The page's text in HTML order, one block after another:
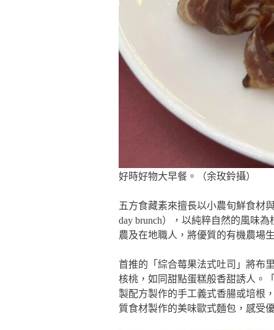
好時好物大早餐。（余玫鈴攝）
五方食藏素來擅長以小農旬鮮食材
day brunch），以純粹自然的風味
農及在地職人，將優質的有機農場
首推的「綜合莓果法式吐司」將布
核桃，如同甜點蛋糕般香甜誘人。
製配方製作的手工義式香腸或培根
質食材製作的美味歐式麵包，感受